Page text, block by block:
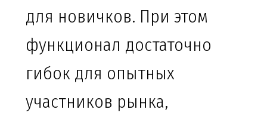
для новичков. При этом
функционал достаточно
гибок для опытных
участников рынка,